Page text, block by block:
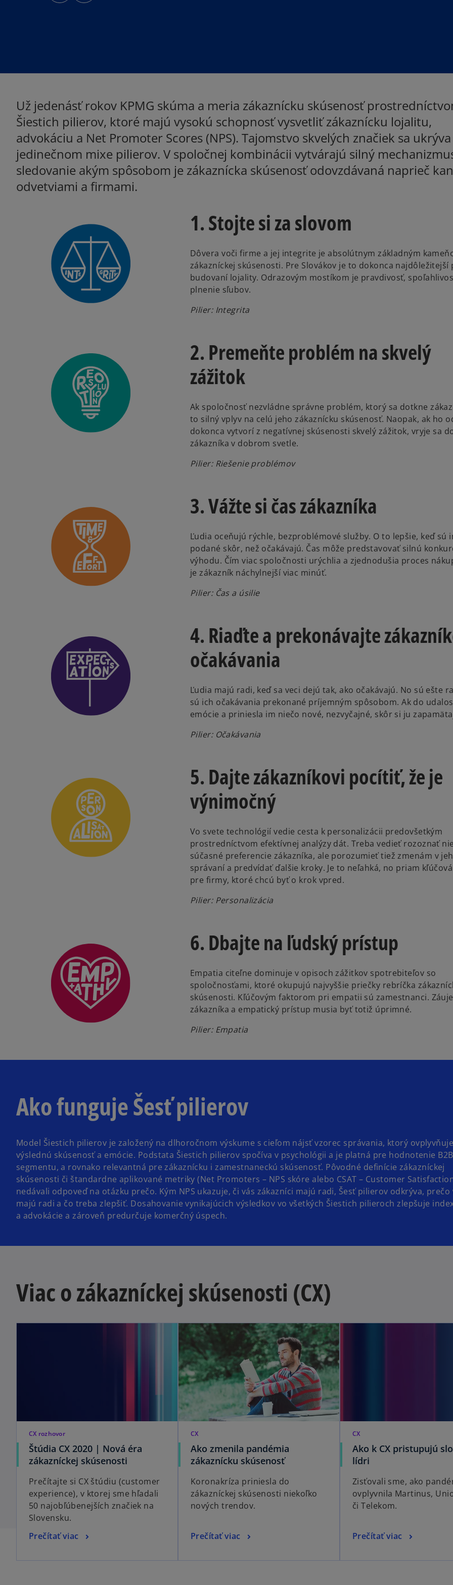
Už jedenásť rokov KPMG skúma a meria zákaznícku skúsenosť
Šiestich pilierov, ktoré majú vysokú schopnosť vysvetliť zákaznícku lojalitu,
advokáciu a Net Promoter Scores (NPS). Tajomstvo skvelých značiek sa
jedinečnom mixe pilierov. V spoločnej kombinácii vytvárajú silný
sledovanie akým spôsobom je zákaznícka skúsenosť odovzdávaná naprieč
odvetviami a firmami.
1. Stojte si za slovom
Dôvera voči firme a jej integrite je absolútnym základným
zákazníckej skúsenosti. Pre Slovákov je to dokonca najdôležitejší
budovaní lojality. Odrazovým mostíkom je pravdivosť,
plnenie sľubov.
Pilier: Integrita
2. Premeňte problém na skvelý
zážitok
Ak spoločnosť nezvládne správne problém, ktorý sa dotkne
to silný vplyv na celú jeho zákaznícku skúsenosť. Naopak, ak ho
dokonca vytvorí z negatívnej skúsenosti skvelý zážitok, vryje sa
zákazníka v dobrom svetle.
Pilier: Riešenie problémov
3. Vážte si čas zákazníka
Ľudia oceňujú rýchle, bezproblémové služby. O to lepšie, keď sú
podané skôr, než očakávajú. Čas môže predstavovať silnú
výhodu. Čím viac spoločnosti urýchlia a zjednodušia proces
je zákazník náchylnejší viac minúť.
Pilier: Čas a úsilie
4. Riaďte a prekonávajte
očakávania
Ľudia majú radi, keď sa veci dejú tak, ako očakávajú. No sú ešte
sú ich očakávania prekonané príjemným spôsobom. Ak do
emócie a priniesla im niečo nové, nezvyčajné, skôr si ju
Pilier: Očakávania
5. Dajte zákazníkovi pocítiť, že je
výnimočný
Vo svete technológií vedie cesta k personalizácii predovšetkým
prostredníctvom efektívnej analýzy dát. Treba vedieť rozoznať
súčasné preferencie zákazníka, ale porozumieť tiež zmenám v
správaní a predvídať ďalšie kroky. Je to neľahká, no priam
pre firmy, ktoré chcú byť o krok vpred.
Pilier: Personalizácia
6. Dbajte na ľudský prístup
Empatia citeľne dominuje v opisoch zážitkov spotrebiteľov so
spoločnosťami, ktoré okupujú najvyššie priečky rebríčka
skúsenosti. Kľúčovým faktorom pri empatii sú zamestnanci.
zákazníka a empatický prístup musia byť totiž úprimné.
Pilier: Empatia
Ako funguje Šesť pilierov
Model Šiestich pilierov je založený na dlhoročnom výskume s cieľom nájsť vzorec správania, ktorý ovplyvňuje
výslednú skúsenosť a emócie. Podstata Šiestich pilierov spočíva v psychológii a je platná pre hodnotenie B2B
segmentu, a rovnako relevantná pre zákaznícku i zamestnaneckú skúsenosť. Pôvodné definície zákazníckej
skúsenosti či štandardne aplikované metriky (Net Promoters – NPS skóre alebo CSAT – Customer
nedávali odpoveď na otázku prečo. Kým NPS ukazuje, či vás zákazníci majú radi, Šesť pilierov odkrýva, prečo
majú radi a čo treba zlepšiť. Dosahovanie vynikajúcich výsledkov vo všetkých Šiestich pilieroch zlepšuje
a advokácie a zároveň predurčuje komerčný úspech.
Viac o zákazníckej skúsenosti (CX)
CX rozhovor
Štúdia CX 2020 | Nová éra
zákazníckej skúsenosti
Prečítajte si CX štúdiu (customer
experience), v ktorej sme hľadali
50 najobľúbenejších značiek na
Slovensku.
Prečítať viac
CX
Ako zmenila pandémia
zákaznícku skúsenosť
Koronakríza priniesla do
zákazníckej skúsenosti niekoľko
nových trendov.
Prečítať viac
CX
Ako k CX pristupujú
lídri
Zisťovali sme, ako
ovplyvnila Martinus,
či Telekom.
Prečítať viac